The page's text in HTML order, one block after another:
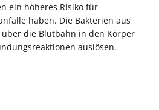
ein höheres Risiko für
haben. Die Bakterien aus
die Blutbahn in den Körper
auslösen.